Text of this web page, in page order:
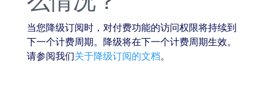
当您降级订阅时，对付费功能的访问权限将持续到
下一个计费周期。降级将在下一个计费周期生效。
请参阅我们关于降级订阅的文档。